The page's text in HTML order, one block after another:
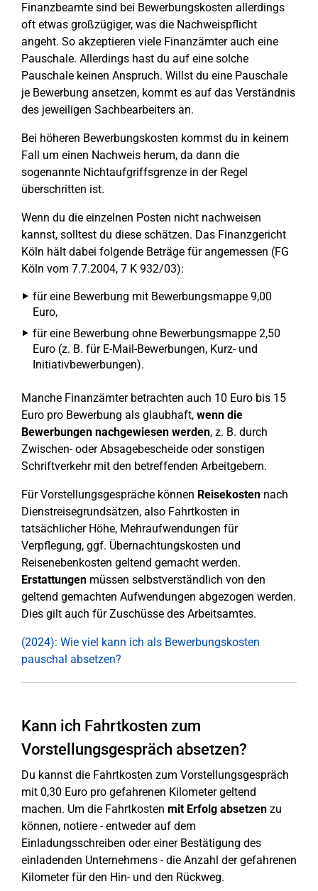
Finanzbeamte sind bei Bewerbungskosten allerdings
oft etwas großzügiger, was die Nachweispflicht
angeht. So akzeptieren viele Finanzämter auch eine
Pauschale. Allerdings hast du auf eine solche
Pauschale keinen Anspruch. Willst du eine Pauschale
je Bewerbung ansetzen, kommt es auf das Verständnis
des jeweiligen Sachbearbeiters an.
Bei höheren Bewerbungskosten kommst du in keinem
Fall um einen Nachweis herum, da dann die
sogenannte Nichtaufgriffsgrenze in der Regel
überschritten ist.
Wenn du die einzelnen Posten nicht nachweisen
kannst, solltest du diese schätzen. Das Finanzgericht
Köln hält dabei folgende Beträge für angemessen (FG
Köln vom 7.7.2004, 7 K 932/03):
für eine Bewerbung mit Bewerbungsmappe 9,00
Euro,
für eine Bewerbung ohne Bewerbungsmappe 2,50
Euro (z. B. für E-Mail-Bewerbungen, Kurz- und
Initiativbewerbungen).
Manche Finanzämter betrachten auch 10 Euro bis 15
Euro pro Bewerbung als glaubhaft, wenn die
Bewerbungen nachgewiesen werden, z. B. durch
Zwischen- oder Absagebescheide oder sonstigen
Schriftverkehr mit den betreffenden Arbeitgebern.
Für Vorstellungsgespräche können Reisekosten nach
Dienstreisegrundsätzen, also Fahrtkosten in
tatsächlicher Höhe, Mehraufwendungen für
Verpflegung, ggf. Übernachtungskosten und
Reisenebenkosten geltend gemacht werden.
Erstattungen müssen selbstverständlich von den
geltend gemachten Aufwendungen abgezogen werden.
Dies gilt auch für Zuschüsse des Arbeitsamtes.
(2024): Wie viel kann ich als Bewerbungskosten
pauschal absetzen?
Kann ich Fahrtkosten zum
Vorstellungsgespräch absetzen?
Du kannst die Fahrtkosten zum Vorstellungsgespräch
mit 0,30 Euro pro gefahrenen Kilometer geltend
machen. Um die Fahrtkosten mit Erfolg absetzen zu
können, notiere - entweder auf dem
Einladungsschreiben oder einer Bestätigung des
einladenden Unternehmens - die Anzahl der gefahrenen
Kilometer für den Hin- und den Rückweg.